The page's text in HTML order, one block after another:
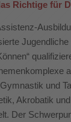
Richtige für
Jugendliche
und
Akrobatik
Der